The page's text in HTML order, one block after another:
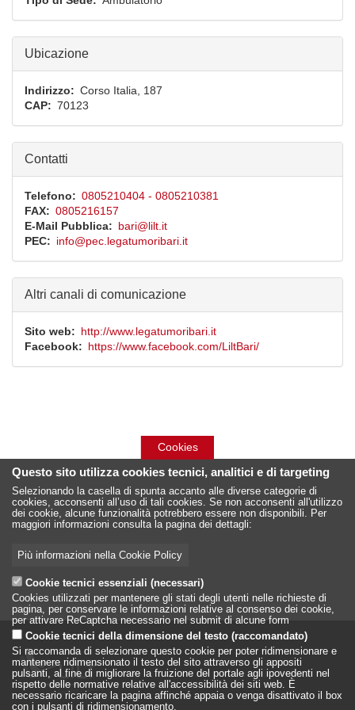
Ubicazione
Indirizzo
Corso Italia, 187
CAP
70123
Contatti
Telefono
0805210404 - 0805210381
FAX
0805216157
E-Mail Pubblica
bari@lilt.it
PEC
info@pec.legatumoribari.it
Altri canali di comunicazione
Sito web
http://www.legatumoribari.it
Facebook
https://www.facebook.com/LiltBari/
Cookies
Questo sito utilizza cookies tecnici, analitici e di targeting
Selezionando la casella di spunta accanto alle diverse categorie di
cookies, acconsenti all’uso di tali cookies. Se non acconsenti all'utilizzo
dei cookie, alcune funzionalità potrebbero essere non disponibili. Per
maggiori informazioni consulta la pagina dei dettagli:
Più informazioni nella Cookie Policy
Cookie tecnici essenziali (necessari)
Cookies utilizzati per mantenere gli stati degli utenti nelle richieste di
pagina, per conservare le informazioni relative al consenso dei cookie,
per attivare ReCaptcha necessario nel submit di alcune form
Cookie tecnici della dimensione del testo (raccomandato)
Si raccomanda di selezionare questo cookie per poter ridimensionare e
mantenere ridimensionato il testo del sito attraverso gli appositi
pulsanti, al fine di migliorare la fruizione del portale agli ipovedenti nel
rispetto delle normative relative all'accessibilità dei siti web. È
necessario ricaricare la pagina affinché appaia o venga disattivato il box
con i pulsanti di ridimensionamento.